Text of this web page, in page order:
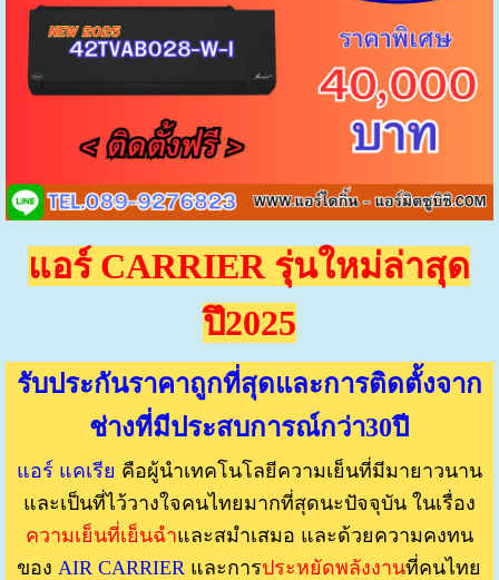
แอร์ CARRIER รุ่นใหม่ล่าสุด
ปึ2025
รับประกันราคาถูกที่สุดและการติดตั้งจาก
ช่างที่มีประสบการณ์กว่า30ปี
แอร์ แคเรีย คือผู้นำเทคโนโลยีความเย็นที่มีมายาวนาน
และเป็นที่ไว้วางใจคนไทยมากที่สุดนะปัจจุบัน ในเรื่อง
ความเย็นที่เย็นฉำและสมำเสมอ และด้วยความคงทน
ของ AIR CARRIER และการประหยัดพลังงานที่คนไทย